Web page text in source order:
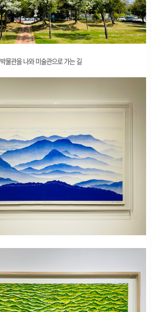
박물관을 나와 미술관으로 가는 길